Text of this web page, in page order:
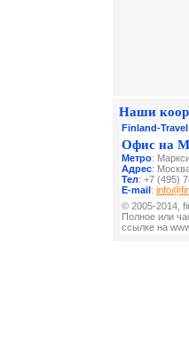
Наши
Finland-Travel
Офис на
Метро:
Адрес:
Тел: +7 (495)
E-mail:
© 2005-2014,
Полное или
ссылке на